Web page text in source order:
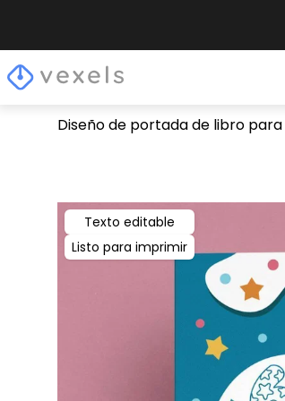
Diseño de portada de libro
Texto editable
Listo para imprimir